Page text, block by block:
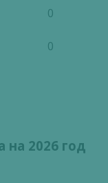
0
0
2026 год